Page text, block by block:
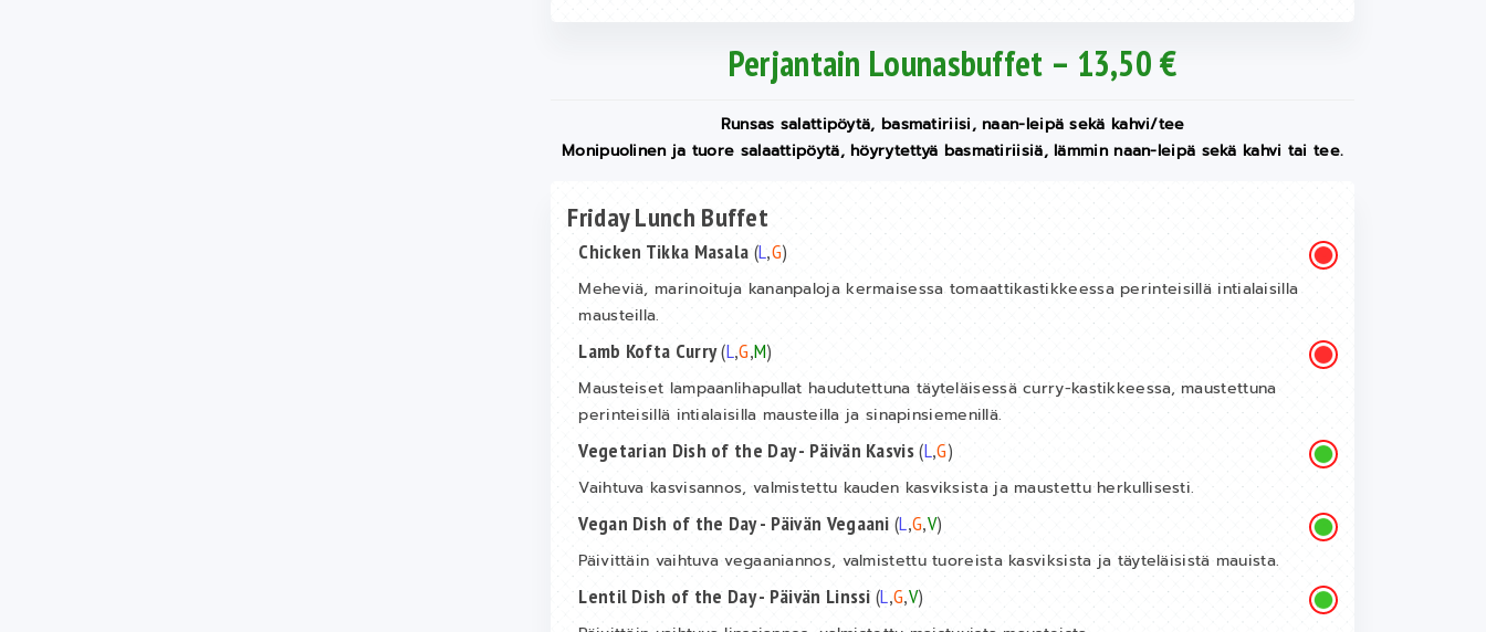
Perjantain Lounasbuffet – 13,50 €
Runsas salattipöytä, basmatiriisi, naan-leipä sekä kahvi/tee
Monipuolinen ja tuore salaattipöytä, höyrytettyä basmatiriisiä, lämmin naan-leipä sekä kahvi tai tee.
Friday Lunch Buffet
Chicken Tikka Masala (L,G)
Meheviä, marinoituja kananpaloja kermaisessa tomaattikastikkeessa perinteisillä intialaisilla
mausteilla.
Lamb Kofta Curry(L,G,M)
Mausteiset lampaanlihapullat haudutettuna täyteläisessä curry-kastikkeessa, maustettuna
perinteisillä intialaisilla mausteilla ja sinapinsiemenillä.
Vegetarian Dish of the Day - Päivän Kasvis(L,G)
Vaihtuva kasvisannos, valmistettu kauden kasviksista ja maustettu herkullisesti.
Vegan Dish of the Day - Päivän Vegaani (L,G,V)
Päivittäin vaihtuva vegaaniannos, valmistettu tuoreista kasviksista ja täyteläisistä mauista.
Lentil Dish of the Day - Päivän Linssi(L,G,V)